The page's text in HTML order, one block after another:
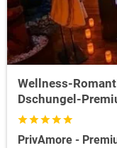
Wellness-
Dschungel-
PrivAmore -